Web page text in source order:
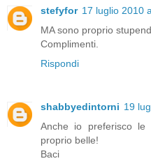
stefyfor 17 luglio 2010
MA sono proprio
Complimenti.
Rispondi
shabbyedintorni 19
Anche io preferisco
proprio belle!
Baci